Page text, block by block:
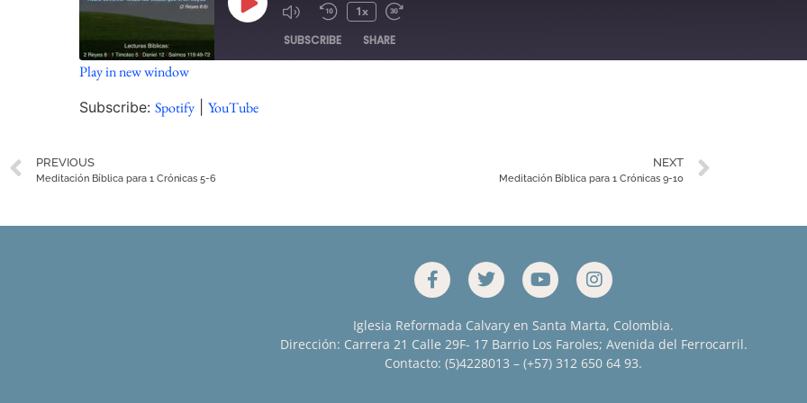
1x
SUBSCRIBE SHARE
SHARE
EMBED
Play in new window
Subscribe:Spotify |YouTube
PREVIOUS
Meditación Bíblica para 1 Crónicas 5-6
NEXT
Meditación Bíblica para 1 Crónicas 9-10
Iglesia Reformada Calvary en Santa Marta, Colombia.
Dirección: Carrera 21 Calle 29F- 17 Barrio Los Faroles; Avenida del Ferrocarril.
Contacto: (5)4228013 – (+57) 312 650 64 93.